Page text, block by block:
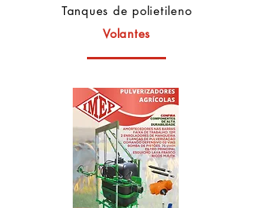
Tanques de polietileno
Volantes